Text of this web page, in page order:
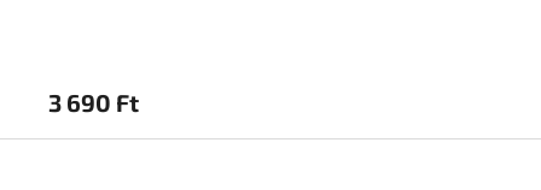
3 690 Ft